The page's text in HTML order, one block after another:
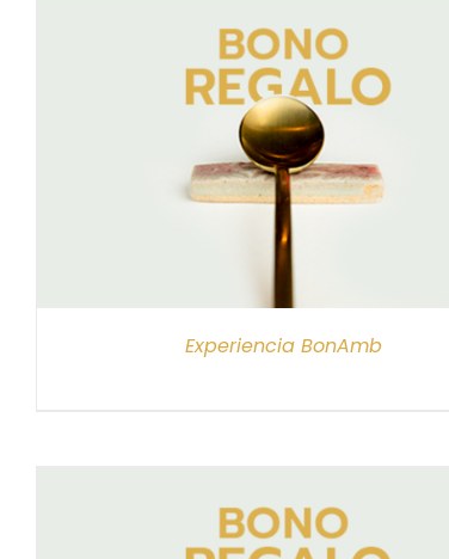
Experiencia BonAmb
SELECCIONAR IMPORTE